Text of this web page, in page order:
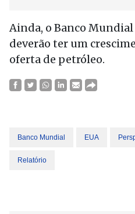
Ainda, o Banco Mundial
deverão ter um
oferta de petróleo.
Banco Mundial EUA
Relatório